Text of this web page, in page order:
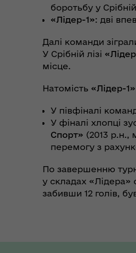
боротьбу у Срібній
«Лідер-1»: дві
Далі команди
У Срібній лізі
місце.
Натомість «Лідер-1»
У півфіналі
У фіналі хлопці
Спорт» (2013 р.н.,
перемогу з
По завершенню
у складах «Лідера»
забивши 12 голів,